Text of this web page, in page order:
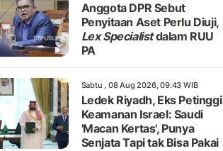
Anggota DPR Sebut
Penyitaan Aset Perlu Diuji,
Lex Specialistdalam RUU
PA
Sabtu , 08 Aug 2026, 09:43 WIB
Ledek Riyadh, Eks Petinggi
Keamanan Israel: Saudi
'Macan Kertas', Punya
Senjata Tapi tak Bisa Pakai